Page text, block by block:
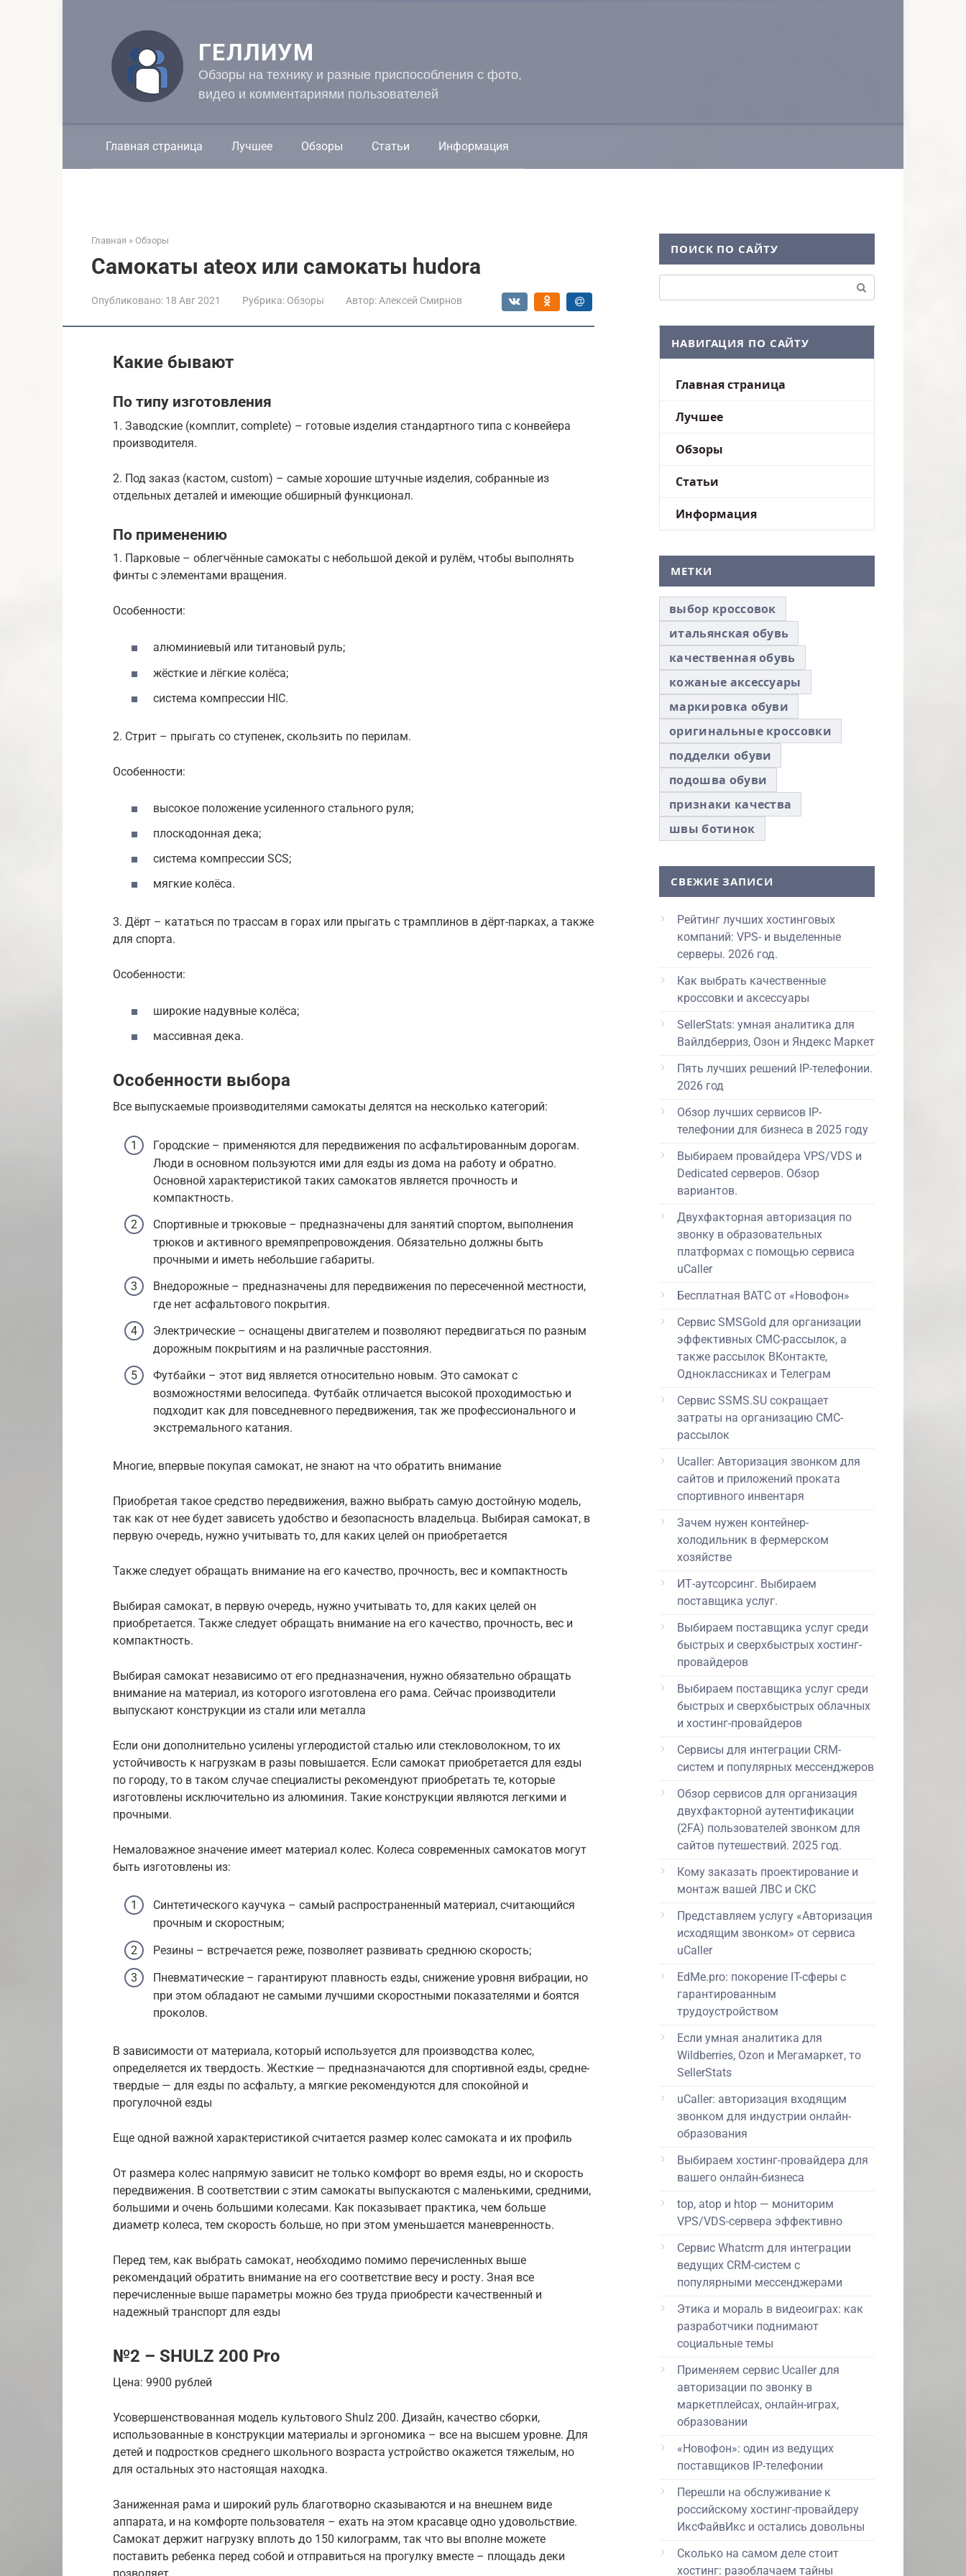
ГЕЛЛИУМ
Обзоры на технику и разные приспособления с фото,
видео и комментариями пользователей
Главная страница Лучшее Обзоры Статьи Информация
Главная » Обзоры
Самокаты ateox или самокаты hudora
Опубликовано: 18 Авг 2021 Рубрика: Обзоры Автор: Алексей Смирнов
Какие бывают
По типу изготовления
1. Заводские (комплит, complete) – готовые изделия стандартного типа с конвейера
производителя.
2. Под заказ (кастом, custom) – самые хорошие штучные изделия, собранные из
отдельных деталей и имеющие обширный функционал.
По применению
1. Парковые – облегчённые самокаты с небольшой декой и рулём, чтобы выполнять
финты с элементами вращения.
Особенности:
алюминиевый или титановый руль;
жёсткие и лёгкие колёса;
система компрессии HIC.
2. Стрит – прыгать со ступенек, скользить по перилам.
Особенности:
высокое положение усиленного стального руля;
плоскодонная дека;
система компрессии SCS;
мягкие колёса.
3. Дёрт – кататься по трассам в горах или прыгать с трамплинов в дёрт-парках, а также
для спорта.
Особенности:
широкие надувные колёса;
массивная дека.
Особенности выбора
Все выпускаемые производителями самокаты делятся на несколько категорий:
Городские – применяются для передвижения по асфальтированным дорогам.
Люди в основном пользуются ими для езды из дома на работу и обратно.
Основной характеристикой таких самокатов является прочность и
компактность.
Спортивные и трюковые – предназначены для занятий спортом, выполнения
трюков и активного времяпрепровождения. Обязательно должны быть
прочными и иметь небольшие габариты.
Внедорожные – предназначены для передвижения по пересеченной местности,
где нет асфальтового покрытия.
Электрические – оснащены двигателем и позволяют передвигаться по разным
дорожным покрытиям и на различные расстояния.
Футбайки – этот вид является относительно новым. Это самокат с
возможностями велосипеда. Футбайк отличается высокой проходимостью и
подходит как для повседневного передвижения, так же профессионального и
экстремального катания.
Многие, впервые покупая самокат, не знают на что обратить внимание
Приобретая такое средство передвижения, важно выбрать самую достойную модель,
так как от нее будет зависеть удобство и безопасность владельца. Выбирая самокат, в
первую очередь, нужно учитывать то, для каких целей он приобретается
Также следует обращать внимание на его качество, прочность, вес и компактность
Выбирая самокат, в первую очередь, нужно учитывать то, для каких целей он
приобретается. Также следует обращать внимание на его качество, прочность, вес и
компактность.
Выбирая самокат независимо от его предназначения, нужно обязательно обращать
внимание на материал, из которого изготовлена его рама. Сейчас производители
выпускают конструкции из стали или металла
Если они дополнительно усилены углеродистой сталью или стекловолокном, то их
устойчивость к нагрузкам в разы повышается. Если самокат приобретается для езды
по городу, то в таком случае специалисты рекомендуют приобретать те, которые
изготовлены исключительно из алюминия. Такие конструкции являются легкими и
прочными.
Немаловажное значение имеет материал колес. Колеса современных самокатов могут
быть изготовлены из:
Синтетического каучука – самый распространенный материал, считающийся
прочным и скоростным;
Резины – встречается реже, позволяет развивать среднюю скорость;
Пневматические – гарантируют плавность езды, снижение уровня вибрации, но
при этом обладают не самыми лучшими скоростными показателями и боятся
проколов.
В зависимости от материала, который используется для производства колес,
определяется их твердость. Жесткие — предназначаются для спортивной езды, средне-
твердые — для езды по асфальту, а мягкие рекомендуются для спокойной и
прогулочной езды
Еще одной важной характеристикой считается размер колес самоката и их профиль
От размера колес напрямую зависит не только комфорт во время езды, но и скорость
передвижения. В соответствии с этим самокаты выпускаются с маленькими, средними,
большими и очень большими колесами. Как показывает практика, чем больше
диаметр колеса, тем скорость больше, но при этом уменьшается маневренность.
Перед тем, как выбрать самокат, необходимо помимо перечисленных выше
рекомендаций обратить внимание на его соответствие весу и росту. Зная все
перечисленные выше параметры можно без труда приобрести качественный и
надежный транспорт для езды
№2 – SHULZ 200 Pro
Цена: 9900 рублей
Усовершенствованная модель культового Shulz 200. Дизайн, качество сборки,
использованные в конструкции материалы и эргономика – все на высшем уровне. Для
детей и подростков среднего школьного возраста устройство окажется тяжелым, но
для остальных это настоящая находка.
Заниженная рама и широкий руль благотворно сказываются и на внешнем виде
аппарата, и на комфорте пользователя – ехать на этом красавце одно удовольствие.
Самокат держит нагрузку вплоть до 150 килограмм, так что вы вполне можете
поставить ребенка перед собой и отправиться на прогулку вместе – площадь деки
позволяет.
ПОИСК ПО САЙТУ
НАВИГАЦИЯ ПО САЙТУ
Главная страница
Лучшее
Обзоры
Статьи
Информация
МЕТКИ
выбор кроссовок
итальянская обувь
качественная обувь
кожаные аксессуары
маркировка обуви
оригинальные кроссовки
подделки обуви
подошва обуви
признаки качества
швы ботинок
СВЕЖИЕ ЗАПИСИ
Рейтинг лучших хостинговых
компаний: VPS- и выделенные
серверы. 2026 год.
Как выбрать качественные
кроссовки и аксессуары
SellerStats: умная аналитика для
Вайлдберриз, Озон и Яндекс Маркет
Пять лучших решений IP-телефонии.
2026 год
Обзор лучших сервисов IP-
телефонии для бизнеса в 2025 году
Выбираем провайдера VPS/VDS и
Dedicated серверов. Обзор
вариантов.
Двухфакторная авторизация по
звонку в образовательных
платформах с помощью сервиса
uCaller
Бесплатная ВАТС от «Новофон»
Сервис SMSGold для организации
эффективных СМС-рассылок, а
также рассылок ВКонтакте,
Одноклассниках и Телеграм
Сервис SSMS.SU сокращает
затраты на организацию СМС-
рассылок
Ucaller: Авторизация звонком для
сайтов и приложений проката
спортивного инвентаря
Зачем нужен контейнер-
холодильник в фермерском
хозяйстве
ИТ-аутсорсинг. Выбираем
поставщика услуг.
Выбираем поставщика услуг среди
быстрых и сверхбыстрых хостинг-
провайдеров
Выбираем поставщика услуг среди
быстрых и сверхбыстрых облачных
и хостинг-провайдеров
Сервисы для интеграции CRM-
систем и популярных мессенджеров
Обзор сервисов для организация
двухфакторной аутентификации
(2FA) пользователей звонком для
сайтов путешествий. 2025 год.
Кому заказать проектирование и
монтаж вашей ЛВС и СКС
Представляем услугу «Авторизация
исходящим звонком» от сервиса
uCaller
EdMe.pro: покорение IT-сферы с
гарантированным
трудоустройством
Если умная аналитика для
Wildberries, Ozon и Мегамаркет, то
SellerStats
uCaller: авторизация входящим
звонком для индустрии онлайн-
образования
Выбираем хостинг-провайдера для
вашего онлайн-бизнеса
top, atop и htop — мониторим
VPS/VDS-сервера эффективно
Сервис Whatcrm для интеграции
ведущих CRM-систем с
популярными мессенджерами
Этика и мораль в видеоиграх: как
разработчики поднимают
социальные темы
Применяем сервис Ucaller для
авторизации по звонку в
маркетплейсах, онлайн-играх,
образовании
«Новофон»: один из ведущих
поставщиков IP-телефонии
Перешли на обслуживание к
российскому хостинг-провайдеру
ИксФайвИкс и остались довольны
Сколько на самом деле стоит
хостинг: разоблачаем тайны